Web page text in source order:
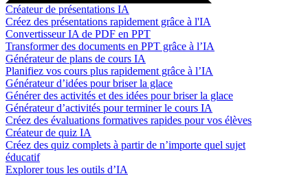
Créateur de présentations IA
Créez des présentations rapidement grâce à l'IA
Convertisseur IA de PDF en PPT
Transformer des documents en PPT grâce à l’IA
Générateur de plans de cours IA
Planifiez vos cours plus rapidement grâce à l’IA
Générateur d’idées pour briser la glace
Générer des activités et des idées pour briser la glace
Générateur d’activités pour terminer le cours IA
Créez des évaluations formatives rapides pour vos élèves
Créateur de quiz IA
Créez des quiz complets à partir de n’importe quel sujet
éducatif
Explorer tous les outils d’IA